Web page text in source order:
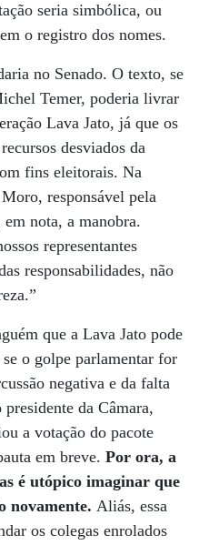
seria simbólica, ou
o registro dos nomes.
no Senado. O texto, se
Temer, poderia livrar
Lava Jato, já que os
desviados da
fins eleitorais. Na
responsável pela
nota, a manobra.
representantes
responsabilidades, não
que a Lava Jato pode
o golpe parlamentar for
negativa e da falta
da Câmara,
a votação do pacote
em breve. Por ora, a
é utópico imaginar que
novamente. Aliás, essa
os colegas enrolados